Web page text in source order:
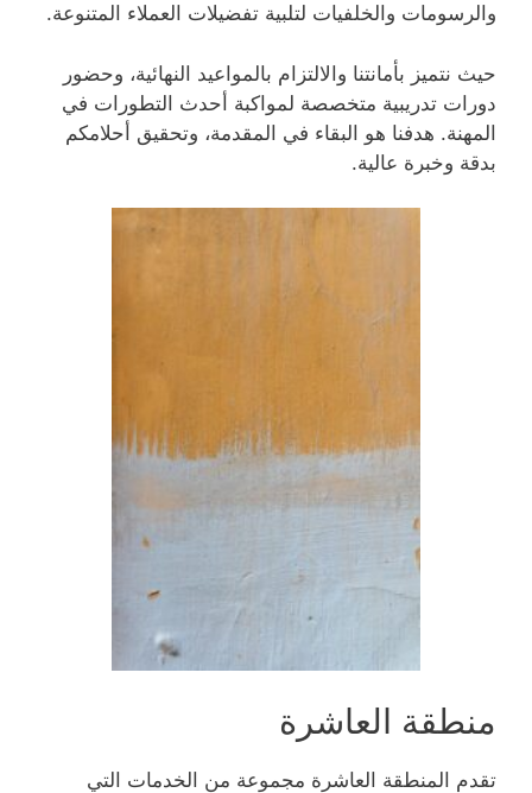
والرسومات والخلفيات لتلبية تفضيلات العملاء المتنوعة.
حيث نتميز بأمانتنا والالتزام بالمواعيد النهائية، وحضور
دورات تدريبية متخصصة لمواكبة أحدث التطورات في
المهنة. هدفنا هو البقاء في المقدمة، وتحقيق أحلامكم
بدقة وخبرة عالية.
منطقة العاشرة
تقدم المنطقة العاشرة مجموعة من الخدمات التي